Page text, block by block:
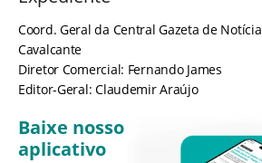
Coord. Geral da Central Gazeta de
Cavalcante
Diretor Comercial: Fernando James
Editor-Geral: Claudemir Araújo
Baixe nosso
aplicativo